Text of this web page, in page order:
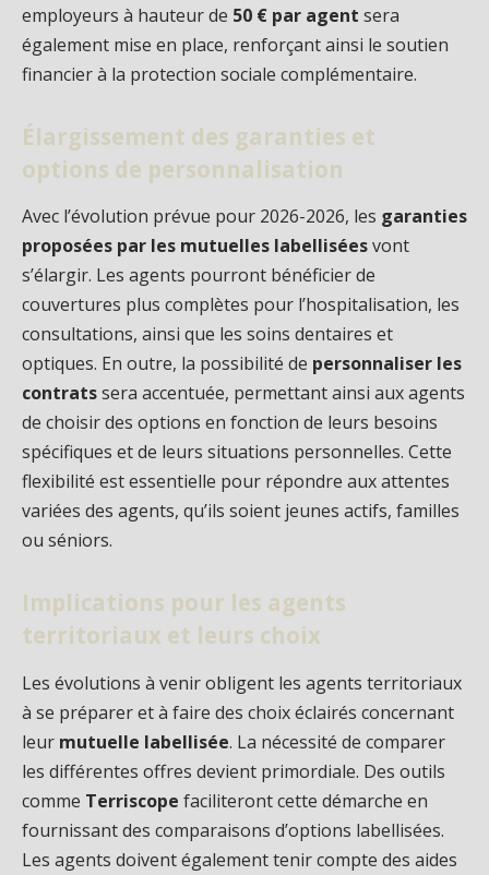
employeurs à hauteur de 50 € par agent sera
également mise en place, renforçant ainsi le soutien
financier à la protection sociale complémentaire.
Élargissement des garanties et
options de personnalisation
Avec l’évolution prévue pour 2026-2026, les garanties
proposées par les mutuelles labelliséesvont
s’élargir. Les agents pourront bénéficier de
couvertures plus complètes pour l’hospitalisation, les
consultations, ainsi que les soins dentaires et
optiques. En outre, la possibilité de personnaliser les
contratssera accentuée, permettant ainsi aux agents
de choisir des options en fonction de leurs besoins
spécifiques et de leurs situations personnelles. Cette
flexibilité est essentielle pour répondre aux attentes
variées des agents, qu’ils soient jeunes actifs, familles
ou séniors.
Implications pour les agents
territoriaux et leurs choix
Les évolutions à venir obligent les agents territoriaux
à se préparer et à faire des choix éclairés concernant
leur mutuelle labellisée. La nécessité de comparer
les différentes offres devient primordiale. Des outils
comme Terriscope faciliteront cette démarche en
fournissant des comparaisons d’options labellisées.
Les agents doivent également tenir compte des aides